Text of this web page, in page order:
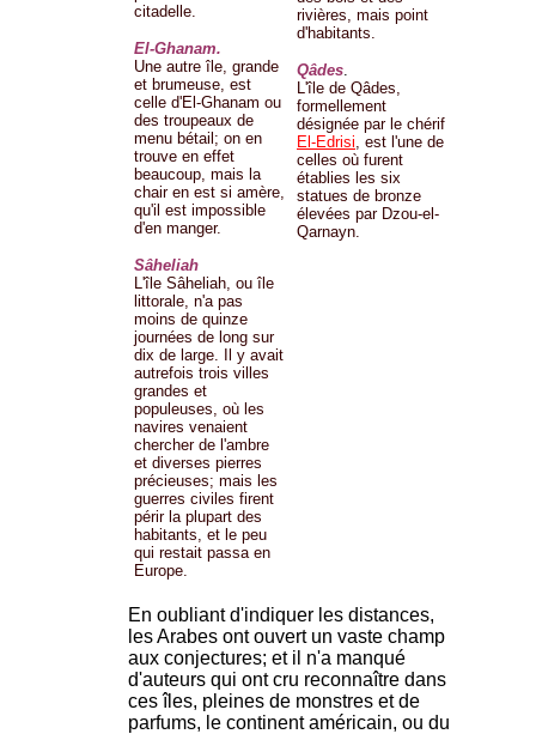
citadelle.
El-Ghanam.
Une autre île, grande
et brumeuse, est
celle d'El-Ghanam ou
des troupeaux de
menu bétail; on en
trouve en effet
beaucoup, mais la
chair en est si amère,
qu'il est impossible
d'en manger.
Sâheliah
L'île Sâheliah, ou île
littorale, n'a pas
moins de quinze
journées de long sur
dix de large. Il y avait
autrefois trois villes
grandes et
populeuses, où les
navires venaient
chercher de l'ambre
et diverses pierres
précieuses; mais les
guerres civiles firent
périr la plupart des
habitants, et le peu
qui restait passa en
Europe.
rivières, mais point
d'habitants.
Qâdes.
L'île de Qâdes,
formellement
désignée par le chérif
El-Edrisi, est l'une de
celles où furent
établies les six
statues de bronze
élevées par Dzou-el-
Qarnayn.
En oubliant d'indiquer les distances,
les Arabes ont ouvert un vaste champ
aux conjectures; et il n'a manqué
d'auteurs qui ont cru reconnaître dans
ces îles, pleines de monstres et de
parfums, le continent américain, ou du